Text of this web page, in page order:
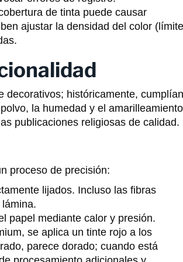
de tinta puede causar
ajustar la densidad del color (límite
decorativos; históricamente, cumplían
la humedad y el amarilleamiento
publicaciones religiosas de calidad.
proceso de precisión:
lijados. Incluso las fibras
papel mediante calor y presión.
se aplica un tinte rojo a los
parece dorado; cuando está